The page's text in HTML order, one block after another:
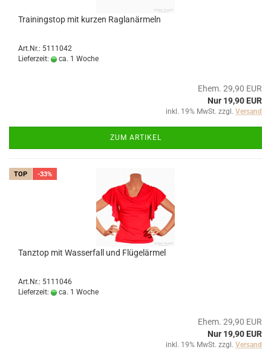
Trainingstop mit kurzen Raglanärmeln
Art.Nr.: 5111042
Lieferzeit:
ca. 1 Woche
Ehem. 29,90 EUR
Nur 19,90 EUR
inkl. 19% MwSt. zzgl. Versand
ZUM ARTIKEL
TOP -33%
Tanztop mit Wasserfall und Flügelärmel
Art.Nr.: 5111046
Lieferzeit:
ca. 1 Woche
Ehem. 29,90 EUR
Nur 19,90 EUR
inkl. 19% MwSt. zzgl. Versand